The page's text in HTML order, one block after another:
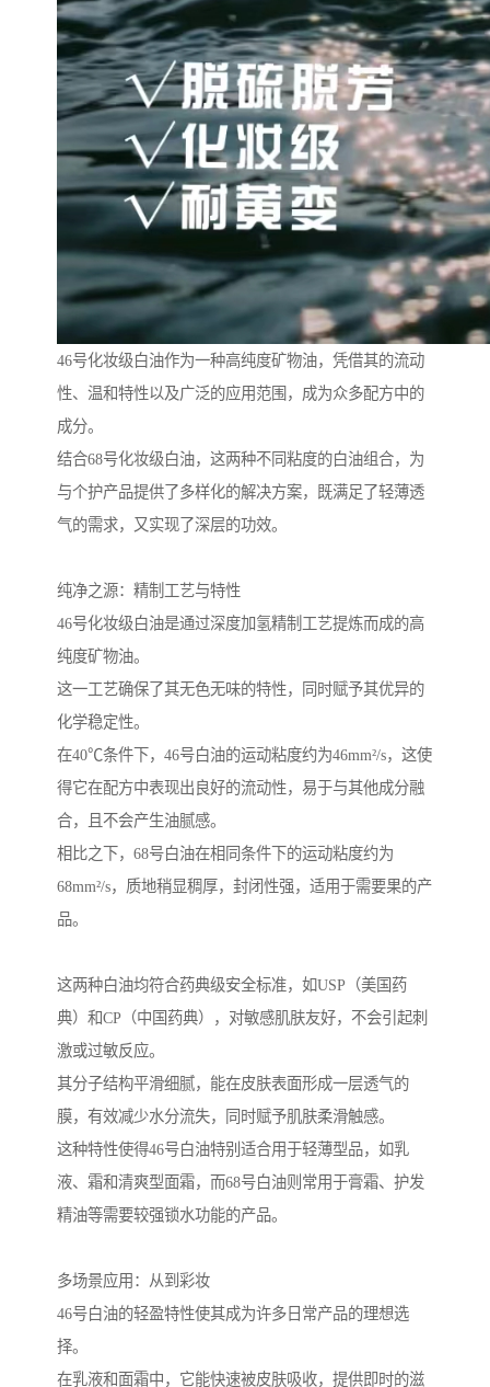
46号化妆级白油作为一种高纯度矿物油，凭借其的流动
性、温和特性以及广泛的应用范围，成为众多配方中的
成分。
结合68号化妆级白油，这两种不同粘度的白油组合，为
与个护产品提供了多样化的解决方案，既满足了轻薄透
气的需求，又实现了深层的功效。
纯净之源：精制工艺与特性
46号化妆级白油是通过深度加氢精制工艺提炼而成的高
纯度矿物油。
这一工艺确保了其无色无味的特性，同时赋予其优异的
化学稳定性。
在40℃条件下，46号白油的运动粘度约为46mm²/s，这使
得它在配方中表现出良好的流动性，易于与其他成分融
合，且不会产生油腻感。
相比之下，68号白油在相同条件下的运动粘度约为
68mm²/s，质地稍显稠厚，封闭性强，适用于需要果的产
品。
这两种白油均符合药典级安全标准，如USP（美国药
典）和CP（中国药典），对敏感肌肤友好，不会引起刺
激或过敏反应。
其分子结构平滑细腻，能在皮肤表面形成一层透气的
膜，有效减少水分流失，同时赋予肌肤柔滑触感。
这种特性使得46号白油特别适合用于轻薄型品，如乳
液、霜和清爽型面霜，而68号白油则常用于膏霜、护发
精油等需要较强锁水功能的产品。
多场景应用：从到彩妆
46号白油的轻盈特性使其成为许多日常产品的理想选
择。
在乳液和面霜中，它能快速被皮肤吸收，提供即时的滋